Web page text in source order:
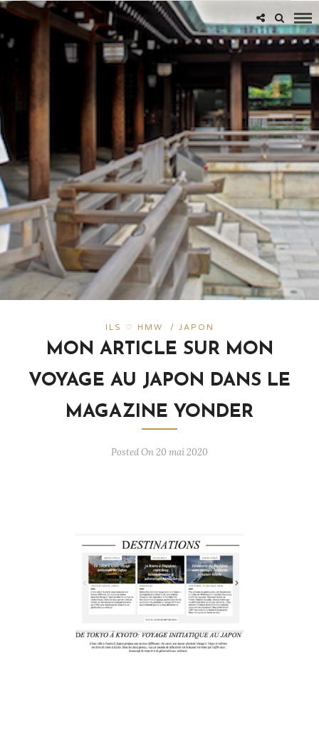
ILS ♡ HMW / JAPON
MON ARTICLE SUR MON
VOYAGE AU JAPON DANS LE
MAGAZINE YONDER
Posted On 20 mai 2020